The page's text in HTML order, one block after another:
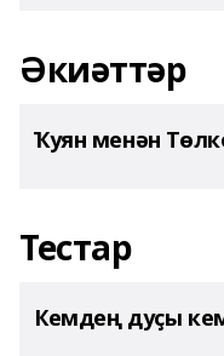
Әкиәттәр
Ҡуян менән
Тестар
Кемдең дуҫы